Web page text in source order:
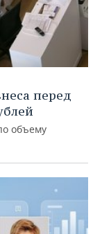
перед
объему